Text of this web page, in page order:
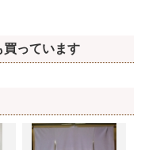
買っています